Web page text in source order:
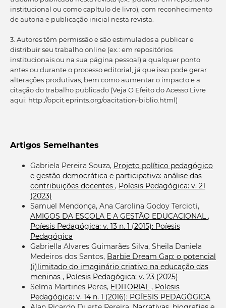
institucional ou como capítulo de livro), com reconhecimento
de autoria e publicação inicial nesta revista.
3. Autores têm permissão e são estimulados a publicar e
distribuir seu trabalho online (ex.: em repositórios
institucionais ou na sua página pessoal) a qualquer ponto
antes ou durante o processo editorial, já que isso pode gerar
alterações produtivas, bem como aumentar o impacto e a
citação do trabalho publicado (Veja O Efeito do Acesso Livre
aqui: http://opcit.eprints.org/oacitation-biblio.html)
Artigos Semelhantes
Gabriela Pereira Souza, Projeto político pedagógico
e gestão democrática e participativa: análise das
contribuições docentes , Poíesis Pedagógica: v. 21
(2023)
Samuel Mendonça, Ana Carolina Godoy Tercioti,
AMIGOS DA ESCOLA E A GESTÃO EDUCACIONAL,
Poíesis Pedagógica: v. 13 n. 1 (2015): Poíesis
Pedagógica
Gabriella Alvares Guimarães Silva, Sheila Daniela
Medeiros dos Santos, Barbie Dream Gap: o potencial
(i)limitado do imaginário criativo na educação das
meninas , Poíesis Pedagógica: v. 23 (2025)
Selma Martines Peres, EDITORIAL, Poíesis
Pedagógica: v. 14 n. 1 (2016): POÍESIS PEDAGÓGICA